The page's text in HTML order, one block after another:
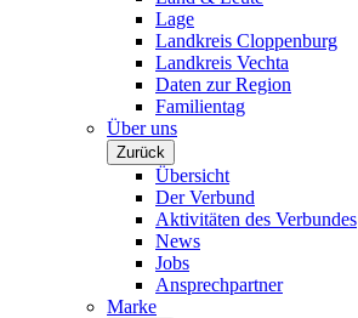
Lage
Landkreis Cloppenburg
Landkreis Vechta
Daten zur Region
Familientag
Über uns
Zurück
Übersicht
Der Verbund
Aktivitäten des Verbundes
News
Jobs
Ansprechpartner
Marke